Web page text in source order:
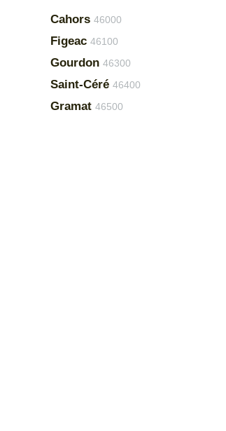
Cahors 46000
Figeac 46100
Gourdon 46300
Saint-Céré 46400
Gramat 46500